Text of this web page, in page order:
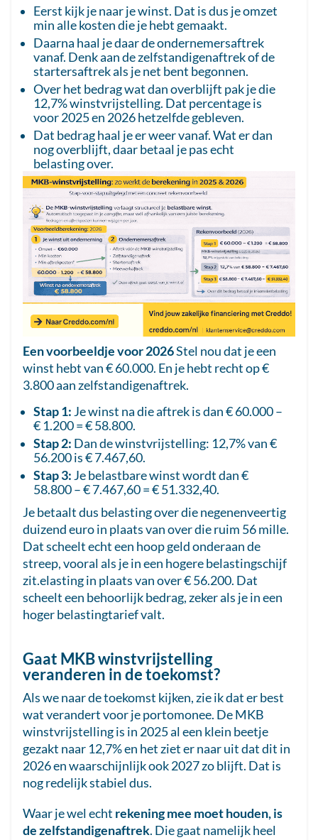
Eerst kijk je naar je winst. Dat is dus je omzet
min alle kosten die je hebt gemaakt.
Daarna haal je daar de ondernemersaftrek
vanaf. Denk aan de zelfstandigenaftrek of de
startersaftrek als je net bent begonnen.
Over het bedrag wat dan overblijft pak je die
12,7% winstvrijstelling. Dat percentage is
voor 2025 en 2026 hetzelfde gebleven.
Dat bedrag haal je er weer vanaf. Wat er dan
nog overblijft, daar betaal je pas echt
belasting over.
Een voorbeeldje voor 2026Stel nou dat je een
winst hebt van € 60.000. En je hebt recht op €
3.800 aan zelfstandigenaftrek.
Stap 1: Je winst na die aftrek is dan € 60.000 –
€ 1.200 = € 58.800.
Stap 2: Dan de winstvrijstelling: 12,7% van €
56.200 is € 7.467,60.
Stap 3: Je belastbare winst wordt dan €
58.800 – € 7.467,60 = € 51.332,40.
Je betaalt dus belasting over die negenenveertig
duizend euro in plaats van over die ruim 56 mille.
Dat scheelt echt een hoop geld onderaan de
streep, vooral als je in een hogere belastingschijf
zit.elasting in plaats van over € 56.200. Dat
scheelt een behoorlijk bedrag, zeker als je in een
hoger belastingtarief valt.
Gaat MKB winstvrijstelling
veranderen in de toekomst?
Als we naar de toekomst kijken, zie ik dat er best
wat verandert voor je portomonee. De MKB
winstvrijstelling is in 2025 al een klein beetje
gezakt naar 12,7% en het ziet er naar uit dat dit in
2026 en waarschijnlijk ook 2027 zo blijft. Dat is
nog redelijk stabiel dus.
Waar je wel echt rekening mee moet houden, is
de zelfstandigenaftrek. Die gaat namelijk heel